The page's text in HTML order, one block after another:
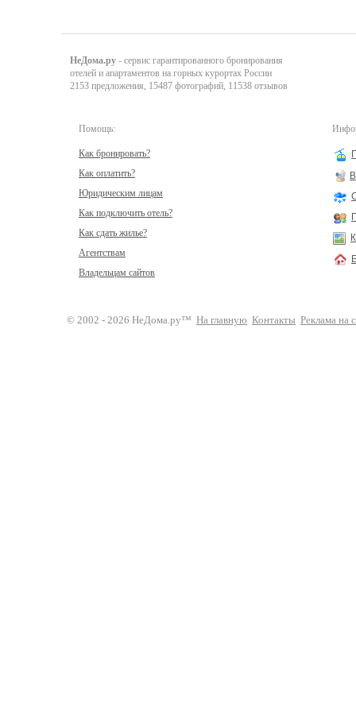
НеДома.ру - сервис гарантированного бронирования
отелей и апартаментов на горных курортах России
2153 предложения, 15487 фотографий, 11538 отзывов
Помощь:
Как бронировать?
Как оплатить?
Юридическим лицам
Как подключить отель?
Как сдать жилье?
Агентствам
Владельцам сайтов
© 2002 - 2026 НеДома.ру™ На главную Контакты Реклама на